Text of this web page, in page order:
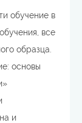
обучение в
все
образца.
основы
и